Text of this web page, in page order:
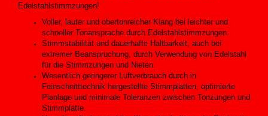
Edelstahlstimmzungen!
Voller, lauter und obertonreicher Klang bei leichter und
schneller Tonansprache durch Edelstahlstimmzungen.
Stimmstabilität und dauerhafte Haltbarkeit, auch bei
extremer Beanspruchung, durch Verwendung von Edelstahl
für die Stimmzungen und Nieten.
Wesentlich geringerer Luftverbrauch durch in
Feinschnitttechnik hergestellte Stimmplatten, optimierte
Planlage und minimale Toleranzen zwischen Tonzungen und
Stimmplatte.